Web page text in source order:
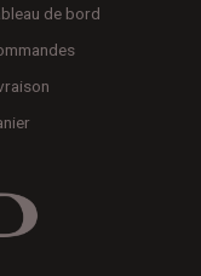
de bord